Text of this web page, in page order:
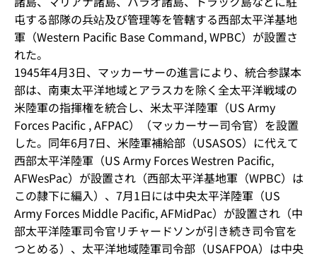
屯する部隊の兵站及び管理等を管轄する西部太平洋基地
軍（Western Pacific Base Command, WPBC）が設置さ
れた。
1945年4月3日、マッカーサーの進言により、統合参謀本
部は、南東太平洋地域とアラスカを除く全太平洋戦域の
米陸軍の指揮権を統合し、米太平洋陸軍（US Army
Forces Pacific , AFPAC）（マッカーサー司令官）を設置
した。同年6月7日、米陸軍補給部（USASOS）に代えて
西部太平洋陸軍（US Army Forces Westren Pacific,
AFWesPac）が設置され（西部太平洋基地軍（WPBC）は
この隷下に編入）、7月1日には中央太平洋陸軍（US
Army Forces Middle Pacific, AFMidPac）が設置され（中
部太平洋陸軍司令官リチャードソンが引き続き司令官を
つとめる）、太平洋地域陸軍司令部（USAFPOA）は中央